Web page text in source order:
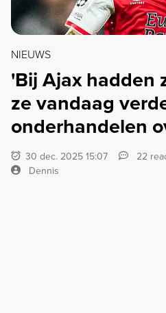
NIEUWS
'Bij Ajax hadden
ze vandaag
onderhandelen
30 dec. 2025 15:07
22
Dennis